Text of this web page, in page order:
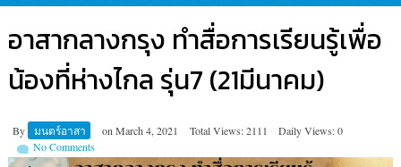
อาสากลางกรุง ทำสื่อการเรียนรู้เพื่อ
น้องที่ห่างไกล รุ่น7 (21มีนาคม)
By มนตร์อาสา on March 4, 2021 Total Views: 2111
Daily Views: 0
No Comments